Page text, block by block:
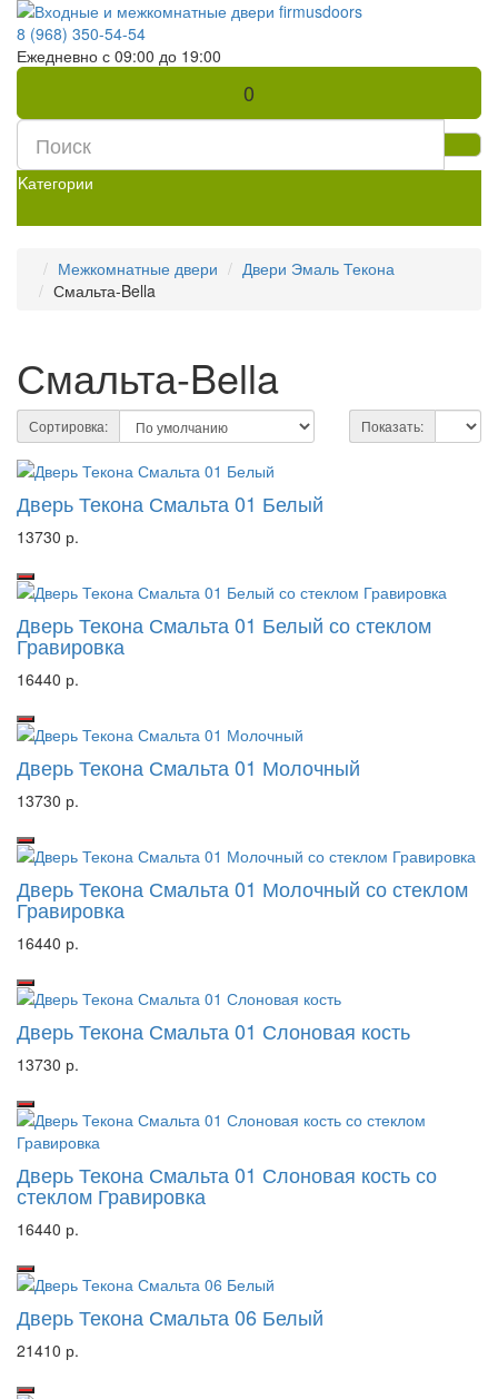
8 (968) 350-54-54
Ежедневно с 09:00 до 19:00
0
Kатегории
Межкомнатные двери
Двери Эмаль Текона
Смальта-Bella
Смальта-Bella
Сортировка: Показать:
Дверь Текона Смальта 01 Белый
13730 р.
Дверь Текона Смальта 01 Белый со стеклом
Гравировка
16440 р.
Дверь Текона Смальта 01 Молочный
13730 р.
Дверь Текона Смальта 01 Молочный со стеклом
Гравировка
16440 р.
Дверь Текона Смальта 01 Слоновая кость
13730 р.
Дверь Текона Смальта 01 Слоновая кость со
стеклом Гравировка
16440 р.
Дверь Текона Смальта 06 Белый
21410 р.